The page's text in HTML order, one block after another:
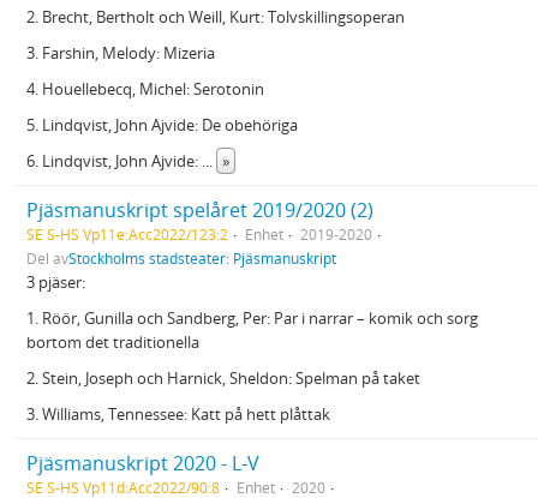
2. Brecht, Bertholt och Weill, Kurt: Tolvskillingsoperan
3. Farshin, Melody: Mizeria
4. Houellebecq, Michel: Serotonin
5. Lindqvist, John Ajvide: De obehöriga
6. Lindqvist, John Ajvide: ... »
Pjäsmanuskript spelåret 2019/2020 (2)
SE S-HS Vp11e:Acc2022/123:2 Enhet
2019-2020
Del avStockholms stadsteater: Pjäsmanuskript
3 pjäser:
1. Röör, Gunilla och Sandberg, Per: Par i narrar – komik och sorg
bortom det traditionella
2. Stein, Joseph och Harnick, Sheldon: Spelman på taket
3. Williams, Tennessee: Katt på hett plåttak
Pjäsmanuskript 2020 - L-V
SE S-HS Vp11d:Acc2022/90:8 Enhet
2020